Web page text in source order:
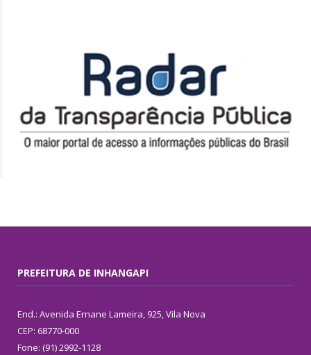
PREFEITURA DE INHANGAPI
End.: Avenida Ernane Lameira, 925, Vila Nova
CEP: 68770-000
Fone: (91) 2992-1128